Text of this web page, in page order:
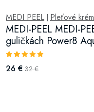
MEDI PEEL | Pleťové
MEDI-PEEL MEDI-
guličkách Power8
26 € 32 €